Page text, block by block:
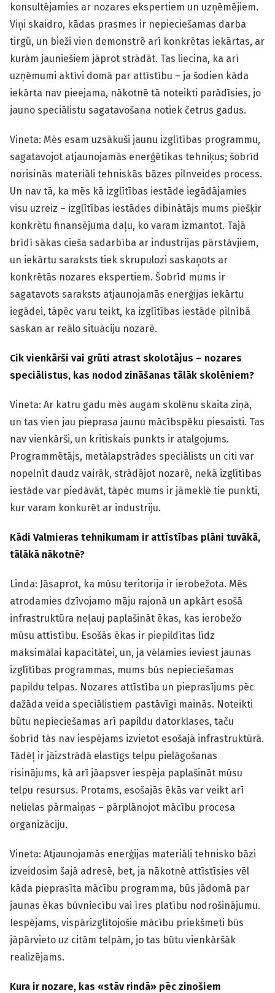
konsultējamies ar nozares ekspertiem un uzņēmējiem.
Viņi skaidro, kādas prasmes ir nepieciešamas darba
tirgū, un bieži vien demonstrē arī konkrētas iekārtas, ar
kurām jauniešiem jāprot strādāt. Tas liecina, ka arī
uzņēmumi aktīvi domā par attīstību – ja šodien kāda
iekārta nav pieejama, nākotnē tā noteikti parādīsies, jo
jauno speciālistu sagatavošana notiek četrus gadus.
Vineta: Mēs esam uzsākuši jaunu izglītības programmu,
sagatavojot atjaunojamās enerģētikas tehniķus; šobrīd
norisinās materiāli tehniskās bāzes pilnveides process.
Un nav tā, ka mēs kā izglītības iestāde iegādājamies
visu uzreiz – izglītības iestādes dibinātājs mums piešķir
konkrētu finansējuma daļu, ko varam izmantot. Tajā
brīdī sākas cieša sadarbība ar industrijas pārstāvjiem,
un iekārtu saraksts tiek skrupulozi saskaņots ar
konkrētās nozares ekspertiem. Šobrīd mums ir
sagatavots saraksts atjaunojamās enerģijas iekārtu
iegādei, tāpēc varu teikt, ka izglītības iestāde pilnībā
saskan ar reālo situāciju nozarē.
Cik vienkārši vai grūti atrast skolotājus – nozares
speciālistus, kas nodod zināšanas tālāk skolēniem?
Vineta: Ar katru gadu mēs augam skolēnu skaita ziņā,
un tas vien jau pieprasa jaunu mācībspēku piesaisti. Tas
nav vienkārši, un kritiskais punkts ir atalgojums.
Programmētājs, metālapstrādes speciālists un citi var
nopelnīt daudz vairāk, strādājot nozarē, nekā izglītības
iestāde var piedāvāt, tāpēc mums ir jāmeklē tie punkti,
kur varam konkurēt ar industriju.
Kādi Valmieras tehnikumam ir attīstības plāni tuvākā,
tālākā nākotnē?
Linda: Jāsaprot, ka mūsu teritorija ir ierobežota. Mēs
atrodamies dzīvojamo māju rajonā un apkārt esošā
infrastruktūra neļauj paplašināt ēkas, kas ierobežo
mūsu attīstību. Esošās ēkas ir piepildītas līdz
maksimālai kapacitātei, un, ja vēlamies ieviest jaunas
izglītības programmas, mums būs nepieciešamas
papildu telpas. Nozares attīstība un pieprasījums pēc
dažāda veida speciālistiem pastāvīgi mainās. Noteikti
būtu nepieciešamas arī papildu datorklases, taču
šobrīd tās nav iespējams izvietot esošajā infrastruktūrā.
Tādēļ ir jāizstrādā elastīgs telpu pielāgošanas
risinājums, kā arī jāapsver iespēja paplašināt mūsu
telpu resursus. Protams, esošajās ēkās var veikt arī
nelielas pārmaiņas – pārplānojot mācību procesa
organizāciju.
Vineta: Atjaunojamās enerģijas materiāli tehnisko bāzi
izveidosim šajā adresē, bet, ja nākotnē attīstīsies vēl
kāda pieprasīta mācību programma, būs jādomā par
jaunas ēkas būvniecību vai īres platību nodrošinājumu.
Iespējams, vispārizglītojošie mācību priekšmeti būs
jāpārvieto uz citām telpām, jo tas būtu vienkāršāk
realizējams.
Kura ir nozare, kas «stāv rindā» pēc zinošiem